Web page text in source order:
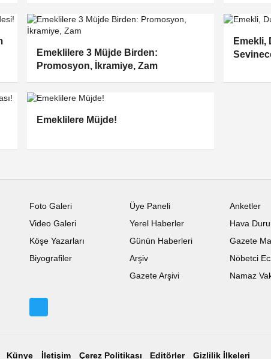
Öncesi
Emeklilere 3 Müjde Birden:
Promosyon, İkramiye, Zam
Emekli,
Emeklilere Müjde!
Foto Galeri
Video Galeri
Köşe Yazarları
Biyografiler
Üye Paneli
Yerel Haberler
Günün Haberleri
Arşiv
Gazete Arşivi
Anketler
Hava
Gazete
Nöbetci
Namaz
Künye İletişim Çerez Politikası Editörler Gizlilik İlkeleri